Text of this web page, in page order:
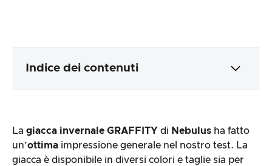
Indice dei contenuti
Lavorazione e aspetto del prodotto
La giacca invernale GRAFFITY di Nebulus ha fatto
un’ottima impressione generale nel nostro test. La
giacca è disponibile in diversi colori e taglie sia per